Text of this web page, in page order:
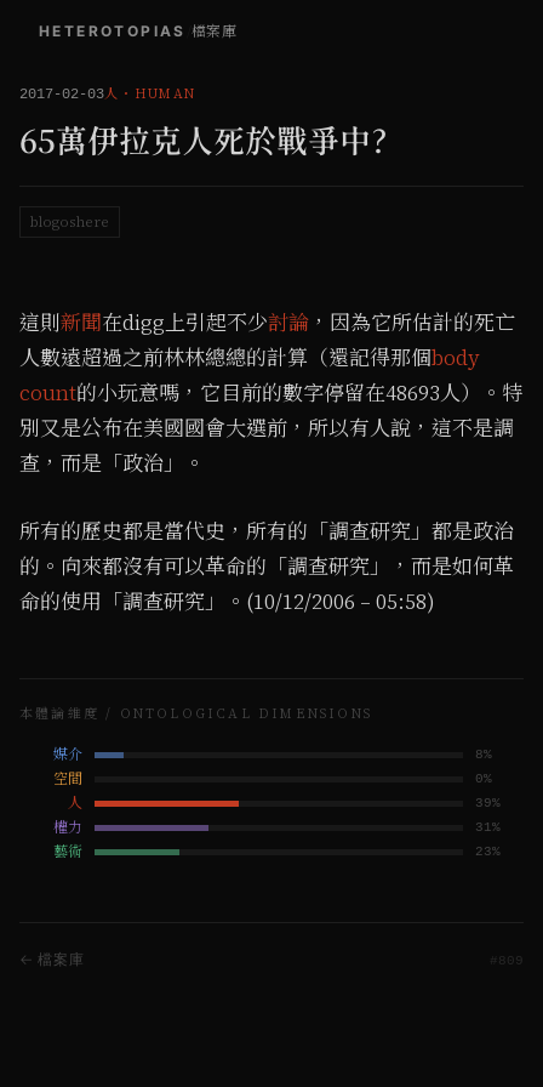
HETEROTOPIAS 檔案庫
2017-02-03人 ・ HUMAN
65萬伊拉克人死於戰爭中?
blogoshere
這則新聞在digg上引起不少討論 ，因為它所估計的死亡
人數遠超過之前林林總總的計算（還記得那個body
count的小玩意嗎，它目前的數字停留在48693人）。特
別又是公布在美國國會大選前，所以有人說，這不是調
查，而是「政治」。
所有的歷史都是當代史，所有的「調查研究」都是政治
的。向來都沒有可以革命的「調查研究」，而是如何革
命的使用「調查研究」。(10/12/2006 – 05:58)
本體論維度 / ONTOLOGICAL DIMENSIONS
媒介 8%
空間 0%
人 39%
權力 31%
藝術 23%
← 檔案庫 809